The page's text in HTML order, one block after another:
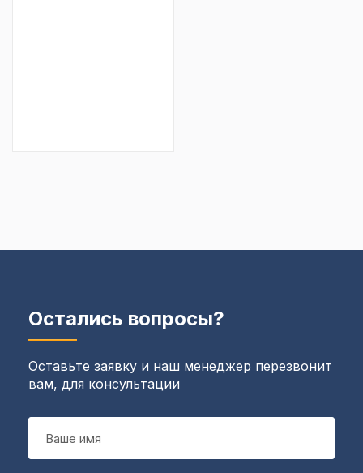
Остались вопросы?
Оставьте заявку и наш менеджер перезвонит
вам, для консультации